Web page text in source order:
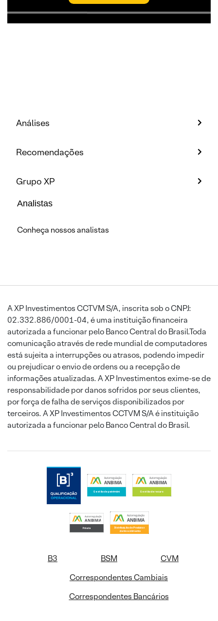
Análises
Recomendações
Grupo XP
Analistas
Conheça nossos analistas
A XP Investimentos CCTVM S/A, inscrita sob o CNPJ:
02.332.886/0001-04, é uma instituição financeira
autorizada a funcionar pelo Banco Central do Brasil.Toda
comunicação através de rede mundial de computadores
está sujeita a interrupções ou atrasos, podendo impedir
ou prejudicar o envio de ordens ou a recepção de
informações atualizadas. A XP Investimentos exime-se de
responsabilidade por danos sofridos por seus clientes,
por força de falha de serviços disponibilizados por
terceiros. A XP Investimentos CCTVM S/A é instituição
autorizada a funcionar pelo Banco Central do Brasil.
B3 BSM
CVM
Correspondentes Cambiais
Correspondentes Bancários